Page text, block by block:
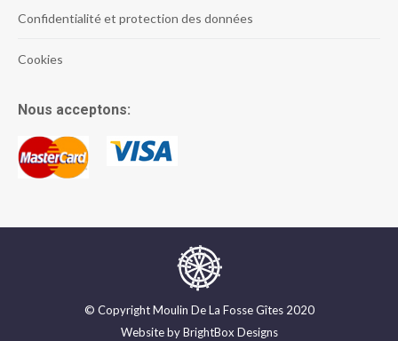
Confidentialité et protection des données
Cookies
Nous acceptons:
© Copyright Moulin De La Fosse Gîtes 2020
Website byBrightBox Designs